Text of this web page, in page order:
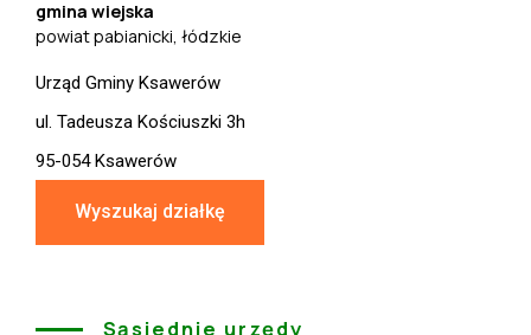
gmina wiejska
powiat pabianicki, łódzkie
Urząd Gminy Ksawerów
ul. Tadeusza Kościuszki 3h
95-054 Ksawerów
Wyszukaj działkę
Sąsiednie urzędy